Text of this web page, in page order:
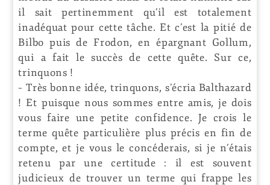
il sait pertinemment qu’il est totalement
inadéquat pour cette tâche. Et c’est la pitié de
Bilbo puis de Frodon, en épargnant Gollum,
qui a fait le succès de cette quête. Sur ce,
trinquons !
– Très bonne idée, trinquons, s’écria Balthazard
! Et puisque nous sommes entre amis, je dois
vous faire une petite confidence. Je crois le
terme quête particulière plus précis en fin de
compte, et je vous le concéderais, si je n’étais
retenu par une certitude : il est souvent
judicieux de trouver un terme qui frappe les